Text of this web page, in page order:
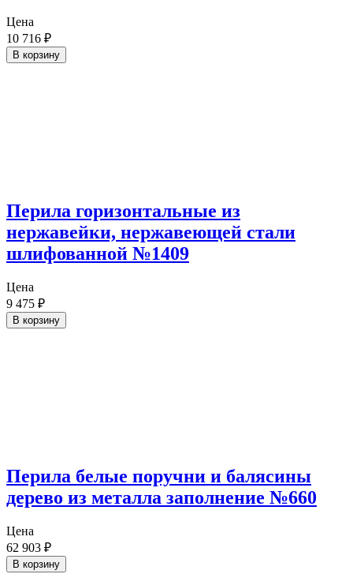
Цена
10 716 ₽
В корзину
Перила горизонтальные из
нержавейки, нержавеющей стали
шлифованной №1409
Цена
9 475 ₽
В корзину
Перила белые поручни и балясины
дерево из металла заполнение №660
Цена
62 903 ₽
В корзину